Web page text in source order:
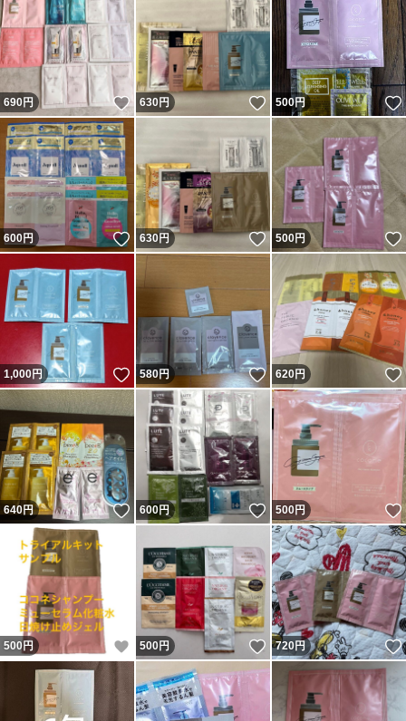
690円 いいね！
630円 いいね！
500円
600円 いいね！
630円 いいね！
500円
1,000円 いいね！
580円 いいね！
620円
640円 いいね！
600円 いいね！
500円
500円 いいね！
500円 いいね！
720円